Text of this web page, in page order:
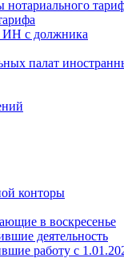
ИН с должника
палат
конторы
в воскресенье
деятельность
работу с